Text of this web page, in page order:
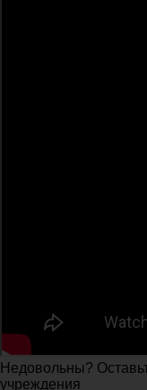
Недовольны?
учреждения